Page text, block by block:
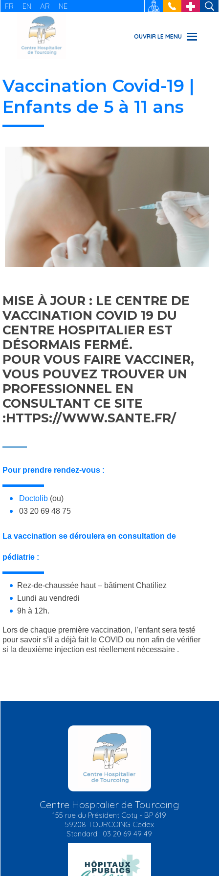
FR EN AR NE RECRUTEMENT
: 03 20 69
49 49
URGENCES
OUVRIR LE MENU
Vaccination Covid-19 |
Enfants de 5 à 11 ans
MISE À JOUR : LE CENTRE DE
VACCINATION COVID 19 DU
CENTRE HOSPITALIER EST
DÉSORMAIS FERMÉ.
POUR VOUS FAIRE VACCINER,
VOUS POUVEZ TROUVER UN
PROFESSIONNEL EN
CONSULTANT CE SITE
:HTTPS://WWW.SANTE.FR/
Pour prendre rendez-vous :
Doctolib(ou)
03 20 69 48 75
La vaccination se déroulera en consultation de
pédiatrie :
Rez-de-chaussée haut – bâtiment Chatiliez
Lundi au vendredi
9h à 12h.
Lors de chaque première vaccination, l’enfant sera testé
pour savoir s’il a déjà fait le COVID ou non afin de vérifier
si la deuxième injection est réellement nécessaire .
Centre Hospitalier de Tourcoing
155 rue du Président Coty - BP 619
59208 TOURCOING Cedex
Standard : 03 20 69 49 49